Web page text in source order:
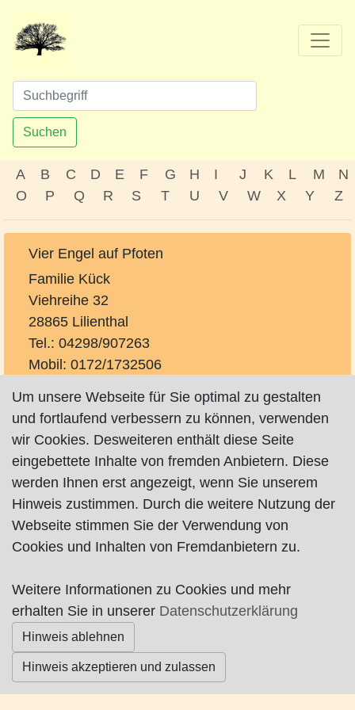
Suchen
A B C D E F G H I J K L M
N
O
P Q R S T U V W X Y Z
Vier Engel auf Pfoten
Familie Kück
Viehreihe 32
28865 Lilienthal
Tel.: 04298/907263
Mobil: 0172/1732506
Impressum|Datenschutz| AGB
Um unsere Webseite für Sie optimal zu gestalten
und fortlaufend verbessern zu können, verwenden
wir Cookies. Desweiteren enthält diese Seite
eingebettete Inhalte von fremden Anbietern. Diese
werden Ihnen erst angezeigt, wenn Sie unserem
Hinweis zustimmen. Durch die weitere Nutzung der
Webseite stimmen Sie der Verwendung von
Cookies und Inhalten von Fremdanbietern zu.
Weitere Informationen zu Cookies und mehr
erhalten Sie in unserer Datenschutzerklärung
Hinweis ablehnen
Hinweis akzeptieren und zulassen